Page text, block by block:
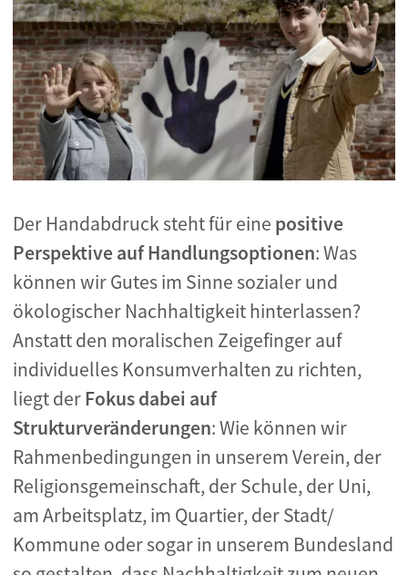
Der Handabdruck steht für eine positive
Perspektive auf Handlungsoptionen: Was
können wir Gutes im Sinne sozialer und
ökologischer Nachhaltigkeit hinterlassen?
Anstatt den moralischen Zeigefinger auf
individuelles Konsumverhalten zu richten,
liegt derFokus dabei auf
Strukturveränderungen: Wie können wir
Rahmenbedingungen in unserem Verein, der
Religionsgemeinschaft, der Schule, der Uni,
am Arbeitsplatz, im Quartier, der Stadt/
Kommune oder sogar in unserem Bundesland